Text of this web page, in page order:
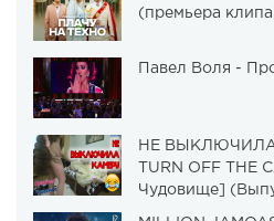
(премьера
Павел Воля -
НЕ ВЫКЛЮЧИЛА
TURN OFF THE
Чудовище]